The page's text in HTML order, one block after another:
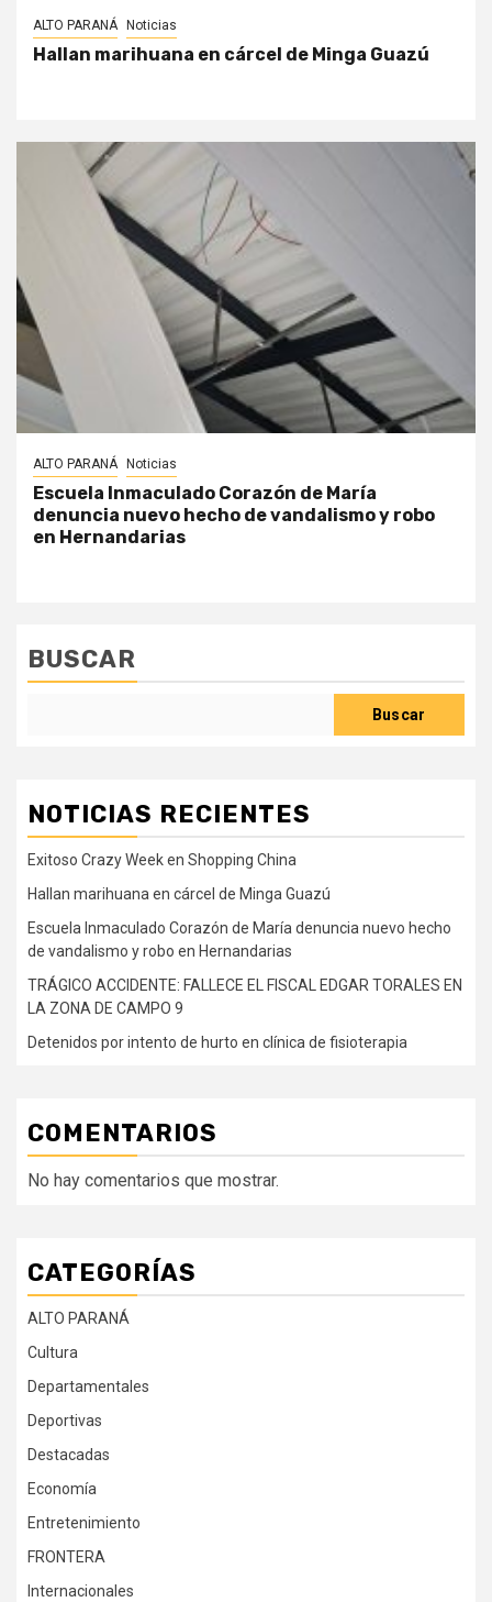
ALTO PARANÁ Noticias
Hallan marihuana en cárcel de Minga Guazú
ALTO PARANÁ Noticias
Escuela Inmaculado Corazón de María
denuncia nuevo hecho de vandalismo y robo
en Hernandarias
BUSCAR
Buscar
NOTICIAS RECIENTES
Exitoso Crazy Week en Shopping China
Hallan marihuana en cárcel de Minga Guazú
Escuela Inmaculado Corazón de María denuncia nuevo hecho
de vandalismo y robo en Hernandarias
TRÁGICO ACCIDENTE: FALLECE EL FISCAL EDGAR TORALES EN
LA ZONA DE CAMPO 9
Detenidos por intento de hurto en clínica de fisioterapia
COMENTARIOS
No hay comentarios que mostrar.
CATEGORÍAS
ALTO PARANÁ
Cultura
Departamentales
Deportivas
Destacadas
Economía
Entretenimiento
FRONTERA
Internacionales